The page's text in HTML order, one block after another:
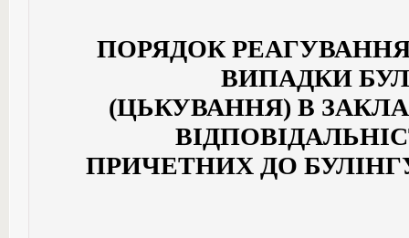
ПОРЯДОК
ВИПАДКИ
(ЦЬКУВАННЯ) В
ПРИЧЕТНИХ ДО